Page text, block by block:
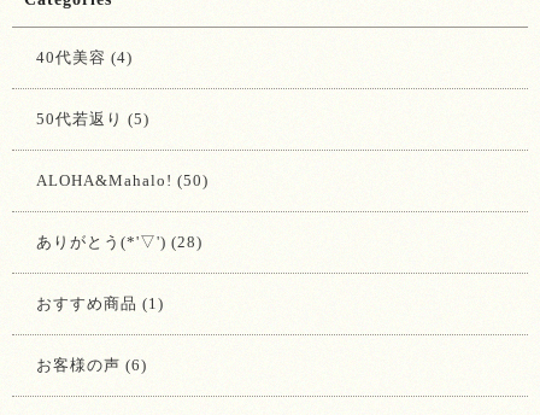
40代美容 (4)
50代若返り (5)
ALOHA&Mahalo! (50)
ありがとう(*'▽') (28)
おすすめ商品 (1)
お客様の声 (6)